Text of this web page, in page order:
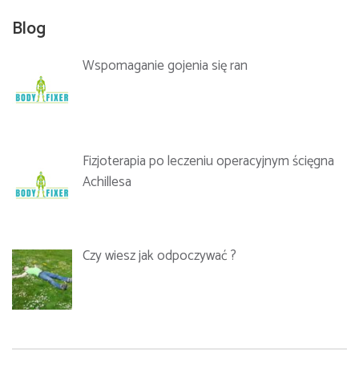
Data:19.11.2022
Godziny zajęć:
Blog
Wspomaganie gojenia się ran
Fizjoterapia po leczeniu operacyjnym ścięgna
Achillesa
Czy wiesz jak odpoczywać ?